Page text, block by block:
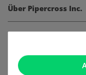
Über Pipercross Inc.
Informationen
Gesetzliche